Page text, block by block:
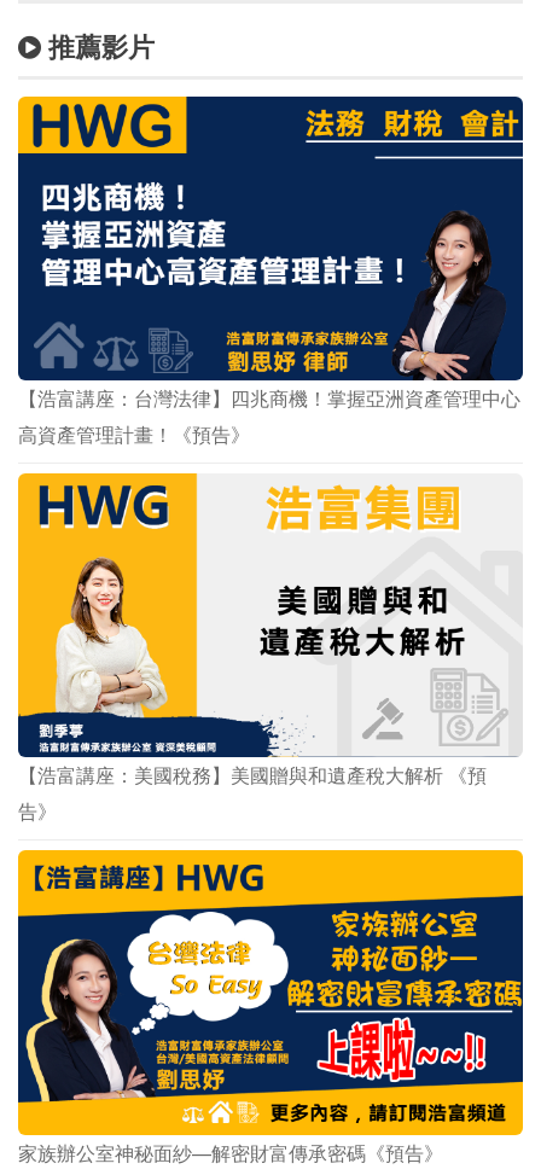
推薦影片
【浩富講座：台灣法律】四兆商機！掌握亞洲資產管理中心
高資產管理計畫！《預告》
【浩富講座：美國稅務】美國贈與和遺產稅大解析 《預
告》
家族辦公室神秘面紗—解密財富傳承密碼《預告》